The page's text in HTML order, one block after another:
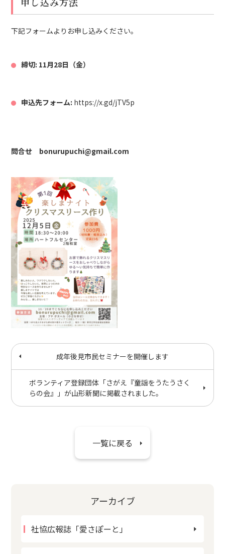
下記フォームよりお申し込みください。
締切: 11月28日（金）
申込先フォーム: https://x.gd/jTV5p
問合せ bonurupuchi@gmail.com
成年後見市民セミナーを開催します
ボランティア登録団体「さがえ『童謡をうたうさく
らの会』」が山形新聞に掲載されました。
一覧に戻る
アーカイブ
社協広報誌「愛さぽーと」